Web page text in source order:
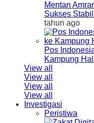
Mentan
Sukses
tahun ago
Pos
Kampung
View all
View all
View all
View all
Investigasi
Peristiwa